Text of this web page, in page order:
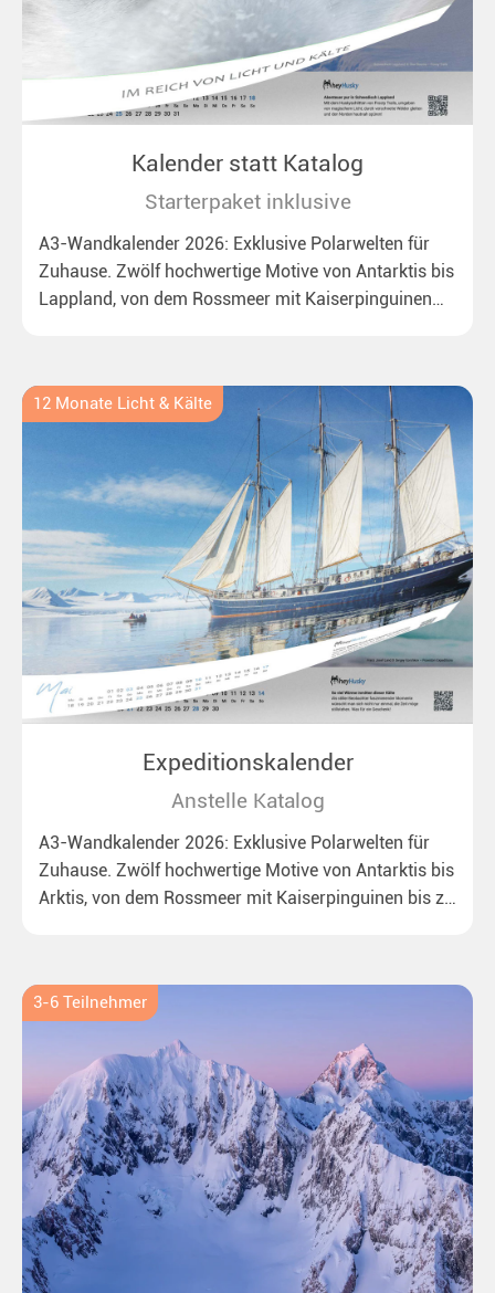
Kalender statt Katalog
Starterpaket inklusive
A3-Wandkalender 2026: Exklusive Polarwelten für
Zuhause. Zwölf hochwertige Motive von Antarktis bis
Lappland, von dem Rossmeer mit Kaiserpinguinen
12 Monate Licht & Kälte
Expeditionskalender
Anstelle Katalog
A3-Wandkalender 2026: Exklusive Polarwelten für
Zuhause. Zwölf hochwertige Motive von Antarktis bis
Arktis, von dem Rossmeer mit Kaiserpinguinen bis zu
3-6 Teilnehmer